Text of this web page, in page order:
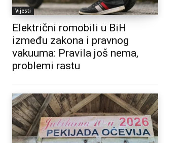
Vijesti
Električni romobili u BiH
između zakona i pravnog
vakuuma: Pravila još nema,
problemi rastu